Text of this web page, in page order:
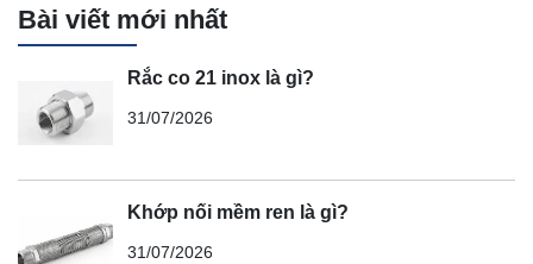
Bài viết mới nhất
Rắc co 21 inox là gì?
31/07/2026
Khớp nối mềm ren là gì?
31/07/2026